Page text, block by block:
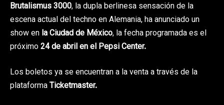
Brutalismus 3000, la dupla berlinesa sensación de la
escena actual del techno en Alemania, ha anunciado un
show en la Ciudad de México, la fecha programada es el
próximo24 de abrilen el Pepsi Center.
Los boletos ya se encuentran a la venta a través de la
plataformaTicketmaster.